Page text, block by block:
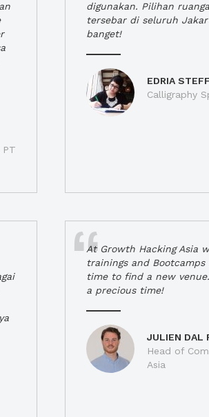
PT
digunakan. Pilihan
tersebar di seluruh
banget!
EDRIA
Calligraphy
At Growth Hacking Asia
trainings and
time to find a new
a precious time!
JULIEN DAL
Head of
Asia